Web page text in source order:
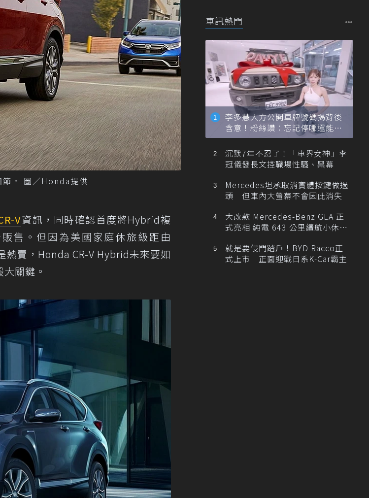
。 圖／Honda提供
V資訊，同時確認首度將Hybrid複
售。但因為美國家庭休旅級距由
賣，Honda CR-V Hybrid未來要如
關鍵。
車訊熱門
李多慧大方公開車牌號碼揭背後
含意！粉絲讚：忘記停哪還能幫
忙找車
沉默7年不忍了！「車界女神」李
冠儀發長文控職場性騷、黑幕
Mercedes坦承取消實體按鍵做過
頭 但車內大螢幕不會因此消失
大改款 Mercedes-Benz GLA 正
式亮相 純電 643 公里續航小休
就是要侵門踏戶！BYD Racco正
式上市 正面迎戰日系K-Car霸主